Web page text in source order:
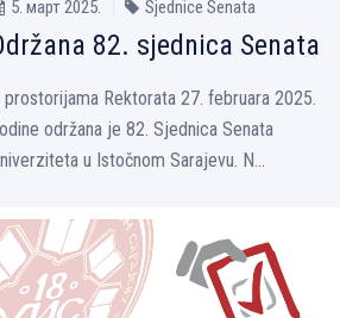
5. март 2025. Sjednice Senata
82. sjednica Senata
prostorijama Rektorata 27. februara 2025.
održana je 82. Sjednica Senata
u Istočnom Sarajevu. N...